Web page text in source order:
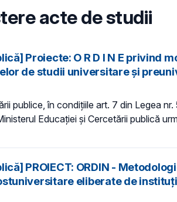
acte de studii
Proiecte: O R D I N E
de studii universitare și
publice, în condiţiile art. 7 din Legea
Educaţiei și Cercetării publică
PROIECT: ORDIN -
eliberate de